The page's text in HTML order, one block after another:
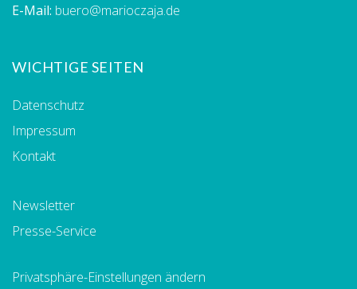
E-Mail: buero@marioczaja.de
WICHTIGE SEITEN
Datenschutz
Impressum
Kontakt
Newsletter
Presse-Service
Privatsphäre-Einstellungen ändern